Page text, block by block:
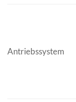
Antriebssystem